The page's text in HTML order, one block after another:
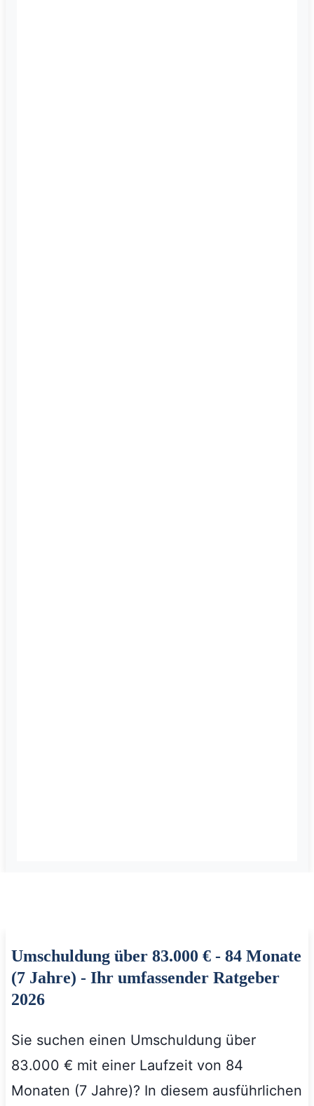
Umschuldung über 83.000 € - 84 Monate
(7 Jahre) - Ihr umfassender Ratgeber
2026
Sie suchen einen Umschuldung über
83.000 € mit einer Laufzeit von 84
Monaten (7 Jahre)? In diesem ausführlichen